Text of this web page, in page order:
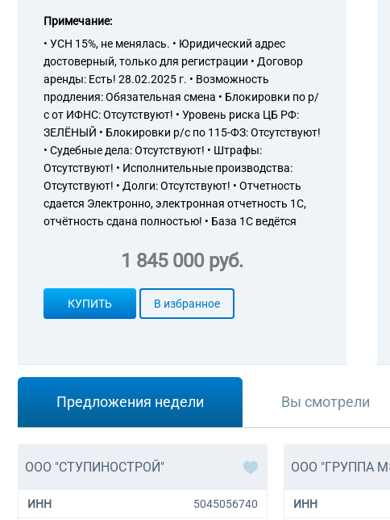
Примечание:
• УСН 15%, не менялась. • Юридический адрес
достоверный, только для регистрации • Договор
аренды: Есть! 28.02.2025 г. • Возможность
продления: Обязательная смена • Блокировки по р/
с от ИФНС: Отсутствуют! • Уровень риска ЦБ РФ:
ЗЕЛЁНЫЙ • Блокировки р/с по 115-ФЗ: Отсутствуют!
• Судебные дела: Отсутствуют! • Штрафы:
Отсутствуют! • Исполнительные производства:
Отсутствуют! • Долги: Отсутствуют! • Отчетность
сдается Электронно, электронная отчетность 1С,
отчётность сдана полностью! • База 1С ведётся
1 845 000 руб.
КУПИТЬ В избранное
Предложения недели Вы смотрели
ООО "СТУПИНОСТРОЙ"
ИНН 5045056740
ООО "ГРУППА
ИНН